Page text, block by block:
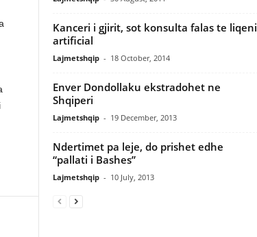
Kanceri i gjirit, sot konsulta falas te liqeni
artificial
Lajmetshqip - 18 October, 2014
Enver Dondollaku ekstradohet ne
Shqiperi
Lajmetshqip - 19 December, 2013
Ndertimet pa leje, do prishet edhe
“pallati i Bashes”
Lajmetshqip - 10 July, 2013